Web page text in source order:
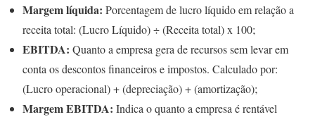
Margem líquida: Porcentagem de lucro líquido em relação a
receita total: (Lucro Líquido) ÷ (Receita total) x 100;
EBITDA: Quanto a empresa gera de recursos sem levar em
conta os descontos financeiros e impostos. Calculado por:
(Lucro operacional) + (depreciação) + (amortização);
Margem EBITDA: Indica o quanto a empresa é rentável